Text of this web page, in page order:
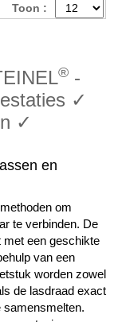
Toon :
® -
✓
✓
en
om
te verbinden. De
met een geschikte
van een
worden zowel
de lasdraad exact
samensmelten.